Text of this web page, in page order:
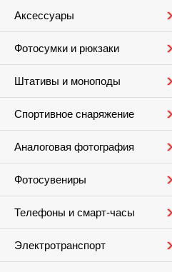
Аксессуары
Фотосумки и рюкзаки
Штативы и моноподы
Спортивное снаряжение
Аналоговая фотография
Фотосувениры
Телефоны и смарт-часы
Электротранспорт